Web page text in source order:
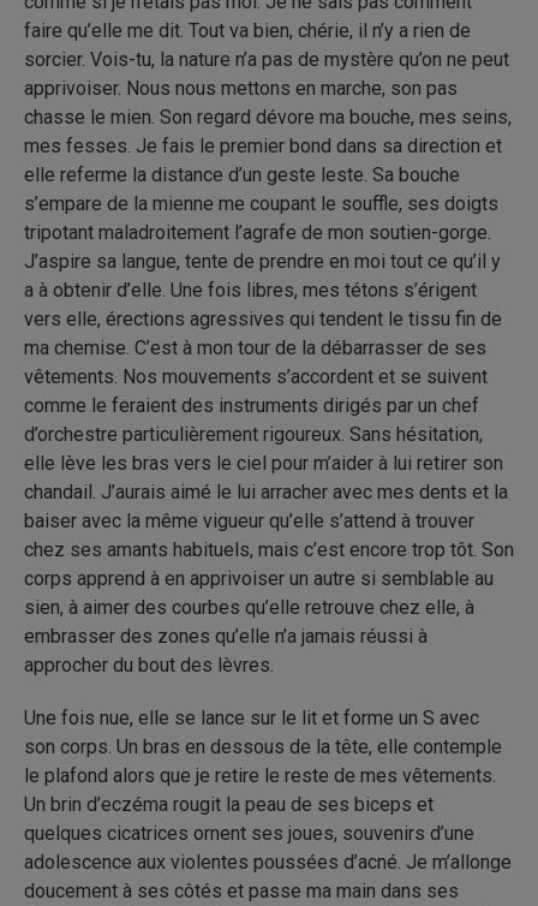
faire qu’elle me dit. Tout va bien, chérie, il n’y a rien de
sorcier. Vois-tu, la nature n’a pas de mystère qu’on ne peut
apprivoiser. Nous nous mettons en marche, son pas
chasse le mien. Son regard dévore ma bouche, mes seins,
mes fesses. Je fais le premier bond dans sa direction et
elle referme la distance d’un geste leste. Sa bouche
s’empare de la mienne me coupant le souffle, ses doigts
tripotant maladroitement l’agrafe de mon soutien-gorge.
J’aspire sa langue, tente de prendre en moi tout ce qu’il y
a à obtenir d’elle. Une fois libres, mes tétons s’érigent
vers elle, érections agressives qui tendent le tissu fin de
ma chemise. C’est à mon tour de la débarrasser de ses
vêtements. Nos mouvements s’accordent et se suivent
comme le feraient des instruments dirigés par un chef
d’orchestre particulièrement rigoureux. Sans hésitation,
elle lève les bras vers le ciel pour m’aider à lui retirer son
chandail. J’aurais aimé le lui arracher avec mes dents et la
baiser avec la même vigueur qu’elle s’attend à trouver
chez ses amants habituels, mais c’est encore trop tôt. Son
corps apprend à en apprivoiser un autre si semblable au
sien, à aimer des courbes qu’elle retrouve chez elle, à
embrasser des zones qu’elle n’a jamais réussi à
approcher du bout des lèvres.
Une fois nue, elle se lance sur le lit et forme un S avec
son corps. Un bras en dessous de la tête, elle contemple
le plafond alors que je retire le reste de mes vêtements.
Un brin d’eczéma rougit la peau de ses biceps et
quelques cicatrices ornent ses joues, souvenirs d’une
adolescence aux violentes poussées d’acné. Je m’allonge
doucement à ses côtés et passe ma main dans ses